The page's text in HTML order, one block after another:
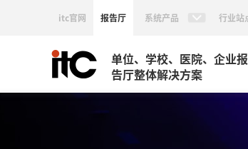
itc官网 报告厅 系统产品 行业站
单位、学校、医院、企业报
告厅整体解决方案